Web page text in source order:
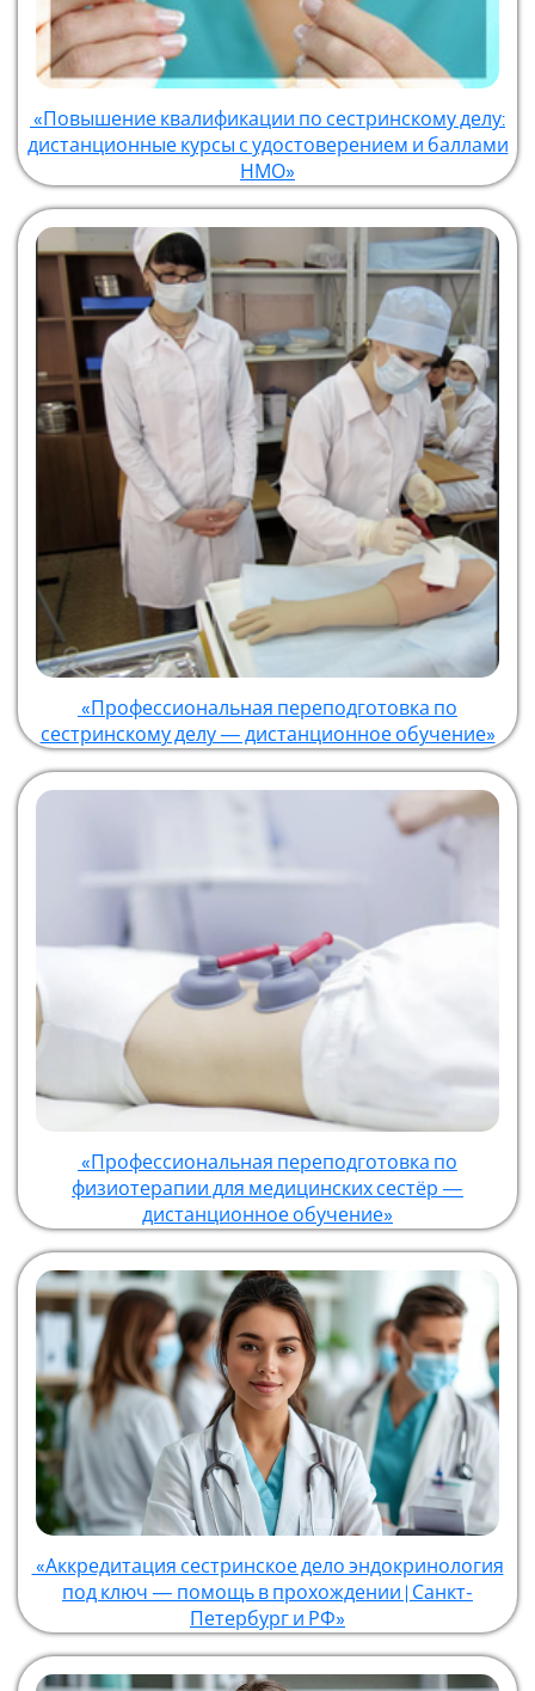
«Повышение квалификации по сестринскому делу:
дистанционные курсы с удостоверением и баллами
НМО»
«Профессиональная переподготовка по
сестринскому делу — дистанционное обучение»
«Профессиональная переподготовка по
физиотерапии для медицинских сестёр —
дистанционное обучение»
«Аккредитация сестринское дело эндокринология
под ключ — помощь в прохождении | Санкт-
Петербург и РФ»